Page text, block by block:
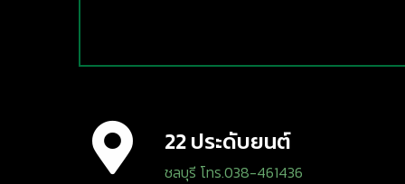
22 ประดับยนต์
ชลบุรี โทร.038-461436